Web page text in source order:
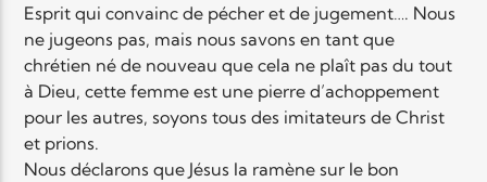
Elyon Rhema
Elyon Hits
Esprit qui convainc de pécher et de jugement…. Nous
ne jugeons pas, mais nous savons en tant que
chrétien né de nouveau que cela ne plaît pas du tout
à Dieu, cette femme est une pierre d’achoppement
pour les autres, soyons tous des imitateurs de Christ
et prions.
Nous déclarons que Jésus la ramène sur le bon